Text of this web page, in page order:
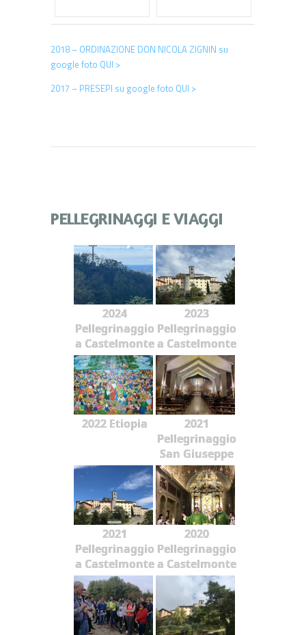
2018 – ORDINAZIONE DON NICOLA ZIGNIN su
google foto QUI >
2017 – PRESEPI su google foto QUI >
PELLEGRINAGGI E VIAGGI
2024
Pellegrinaggio
a Castelmonte
2023
Pellegrinaggio
a Castelmonte
2022 Etiopia
2021
Pellegrinaggio
San Giuseppe
2021
Pellegrinaggio
a Castelmonte
2020
Pellegrinaggio
a Castelmonte